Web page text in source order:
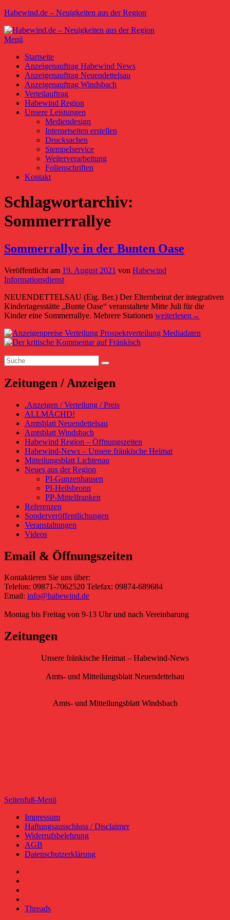
Zum
springen
Habewind.de – Neuigkeiten aus der Region
Menü
Primäres
Menü
Startseite
Anzeigenauftrag Habewind News
Anzeigenauftrag Neuendettelsau
Anzeigenauftrag Windsbach
Verteilauftrag
Habewind Region
Unsere Leistungen
Mediendesign
Internetseiten erstellen
Drucksachen
Stempelservice
Weiterverarbeitung
Folienschriften
Kontakt
Schlagwortarchiv:
Sommerrrallye
Sommerrallye in der Bunten Oase
Veröffentlicht am 19. August 2021 von Habewind
Informationsdienst
NEUENDETTELSAU (Eig. Ber.) Der Elternbeirat der integrativen
Kindertagesstätte „Bunte Oase“ veranstaltete Mitte Juli für die
Kinder eine Sommerrallye. Mehrere Stationen Sommerrallye
der
weiterlesen →
Primärer
Seitenleisten-
Widgetbereich
Suchen
nach:
Suchen
Zeitungen / Anzeigen
.Anzeigen / Verteilung / Preis
ALLMÄCHD!
Amtsblatt Neuendettelsau
Amtsblatt Windsbach
Habewind Region – Öffnungszeiten
Habewind-News – Unsere fränkische Heimat
Mitteilungsblatt Lichtenau
Neues aus der Region
PI-Gunzenhausen
PI-Heilsbronn
PP-Mittelfranken
Referenzen
Sonderveröffentlichungen
Veranstaltungen
Videos
Email & Öffnungszeiten
Kontaktieren Sie uns über:
Telefon: 09871-7062520 Telefax: 09874-689684
Email: info@habewind.de
Montag bis Freitag von 9-13 Uhr und nach Vereinbarung
Zeitungen
Unsere fränkische Heimat – Habewind-News
Amts- und Mitteilungsblatt Neuendettelsau
Amts- und Mitteilungsblatt Windsbach
Seitenfuß-Menü
Seitenfuß-
Menü
Impressum
Haftungsausschluss / Disclaimer
Widerrufsbelehrung
AGB
Datenschutzerklärung
Threads